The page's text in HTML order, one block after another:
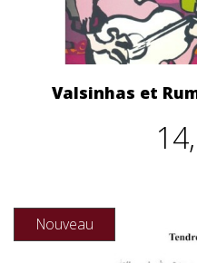
Valsinhas et
Nouveau